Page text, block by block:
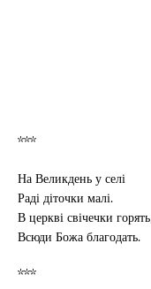
***
На Великдень у селі
Раді діточки малі.
В церкві свічечки горять,
Всюди Божа благодать.
***